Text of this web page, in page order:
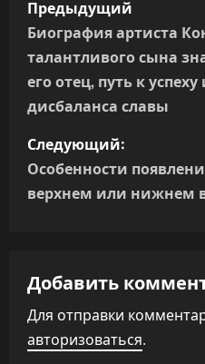
а
в
и
г
а
и
я
п
Предыдущий
Биография артиста
талантливого сына
его отец, путь к
дисбаланса славы
Следующий:
Особенности
верхнем или нижнем
Добавить
Для отправки
авторизоваться.